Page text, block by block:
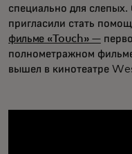
специально для слепых.
пригласили стать
фильме «Touch» —
полнометражном
вышел в кинотеатре